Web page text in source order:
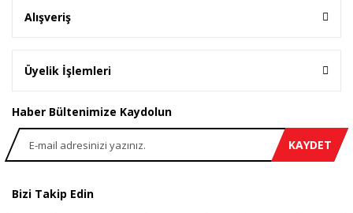
Alışveriş
Üyelik İşlemleri
Haber Bültenimize Kaydolun
KAYDET
Bizi Takip Edin